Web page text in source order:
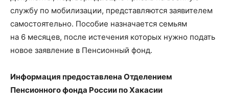
службу по мобилизации, представляются заявителем
самостоятельно. Пособие назначается семьям
на 6 месяцев, после истечения которых нужно подать
новое заявление в Пенсионный фонд.
Информация предоставлена Отделением
Пенсионного фонда России по Хакасии